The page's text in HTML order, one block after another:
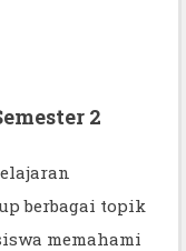
2
berbagai topik
memahami